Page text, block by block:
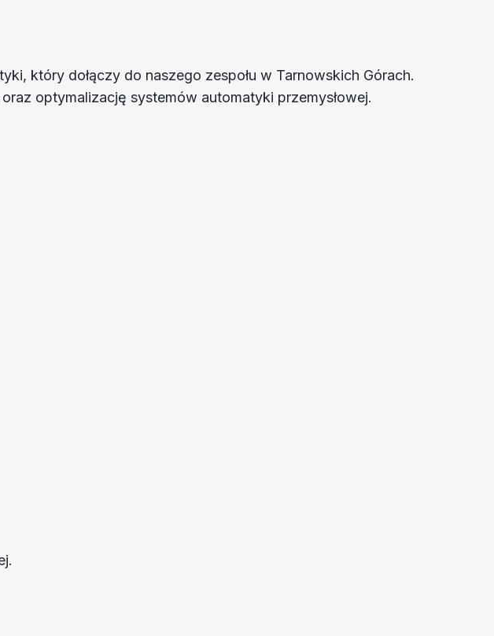
który dołączy do naszego zespołu w Tarnowskich Górach.
optymalizację systemów automatyki przemysłowej.